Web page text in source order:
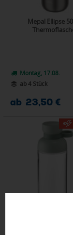
Mepal Ellipse
Montag, 17.08.
ab 4 Stück
ab 23,50 €
Mepal Vita 700 ml